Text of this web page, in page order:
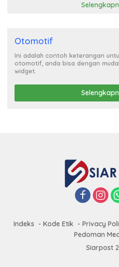
Otomotif
Ini adalah contoh keterangan
otomotif, anda bisa dengan
widget.
Indeks Kode Etik Privacy
Pedoman
Siarpost